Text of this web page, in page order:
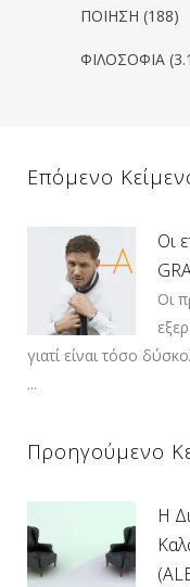
ΠΟΙΗΣΗ (188)
ΦΙΛΟΣΟΦΙΑ
Επόμενο
Οι
Οι
γιατί είναι τόσο
...
Προηγούμενο
Η